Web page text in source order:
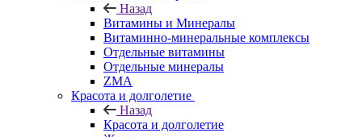
Назад
Витамины и Минералы
Витаминно-минеральные комплексы
Отдельные витамины
Отдельные минералы
ZMA
Красота и долголетие
Назад
Красота и долголетие